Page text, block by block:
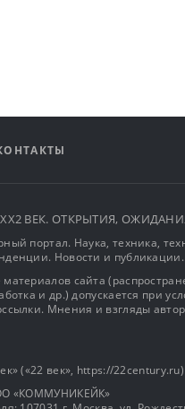
ВЕК. ОТКРЫТИЯ,
портал. Наука, техника,
Новости и публикации.
сайта
и др.) допускается при
Мнения и взгляды
(«22 век», https://22century.ru)
«КОММУНИКЕЙК»